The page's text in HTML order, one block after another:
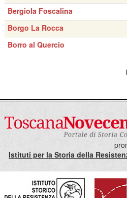
Bergiola Foscalina
Borgo La Rocca
Borro al Quercio
Istituti per la Storia della